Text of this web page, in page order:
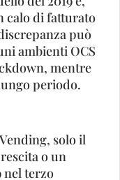
calo di fatturato
può
ambienti OCS
mentre
periodo.
solo il
o un
nel terzo